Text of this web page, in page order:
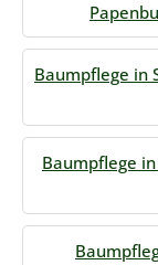
Baumpflege in
Baumpflege